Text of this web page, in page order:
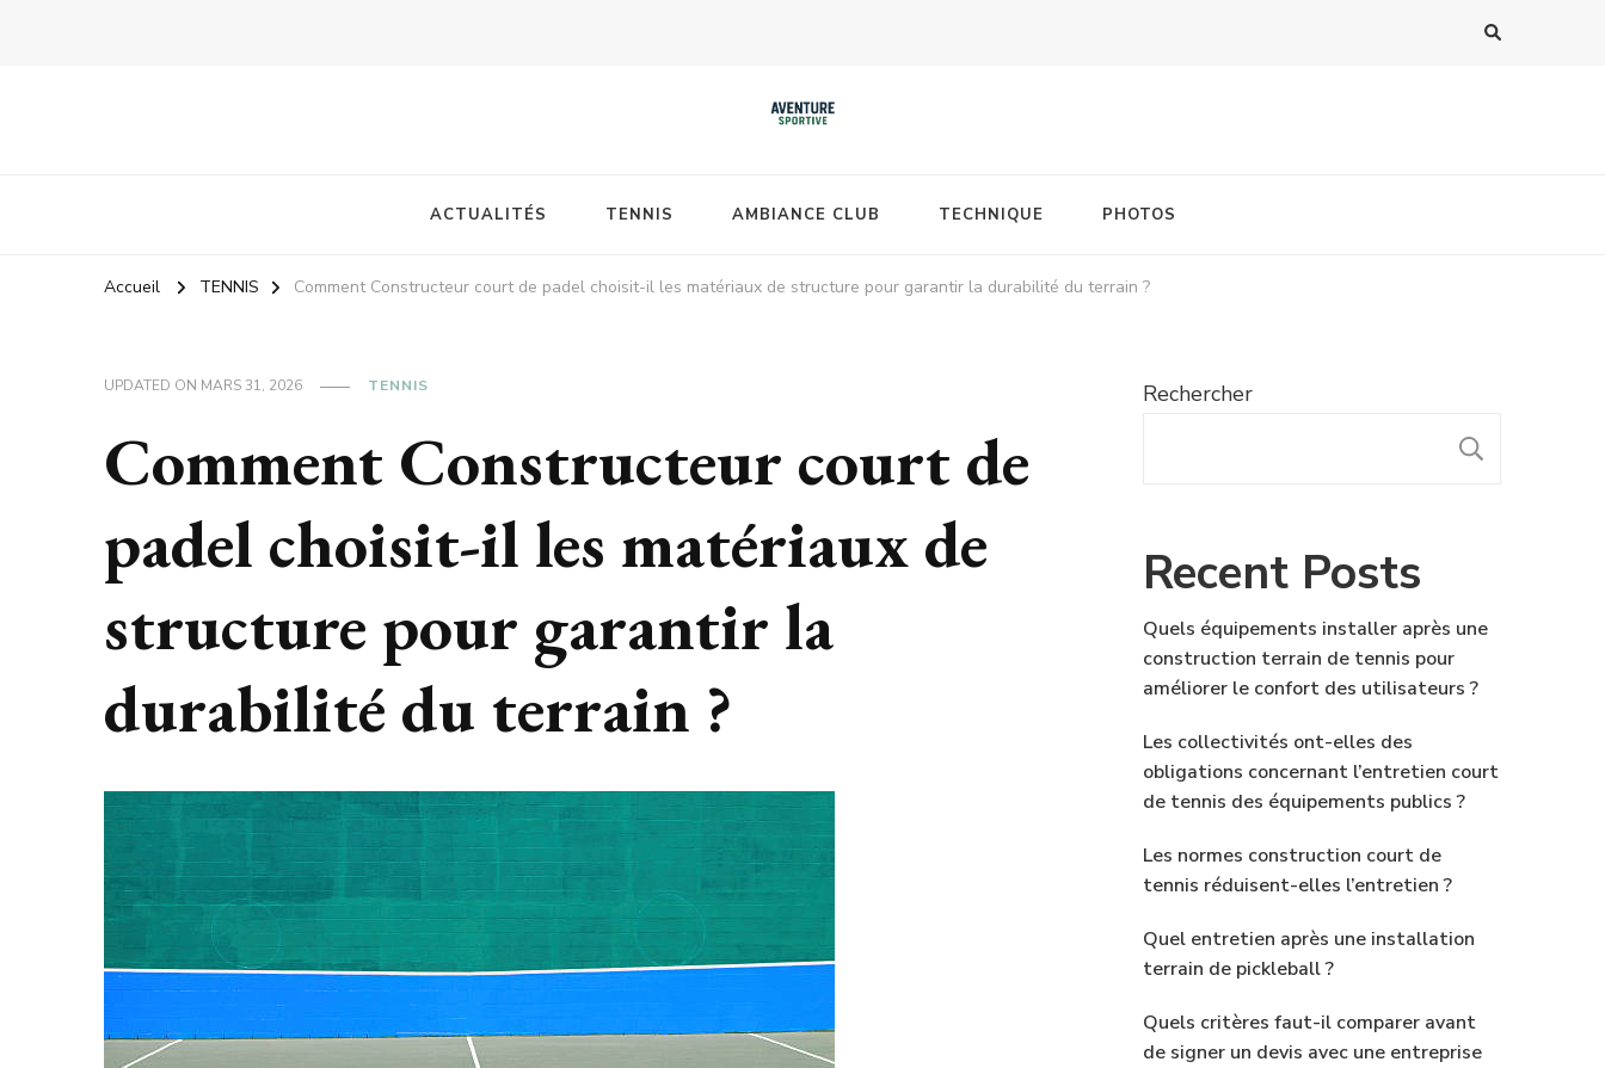
ACTUALITÉS TENNIS AMBIANCE CLUB TECHNIQUE PHOTOS
Accueil TENNIS Comment Constructeur court de padel choisit-il les matériaux de structure pour garantir la durabilité du terrain ?
UPDATED ON MARS 31, 2026 TENNIS
Comment Constructeur court de
padel choisit-il les matériaux de
structure pour garantir la
durabilité du terrain ?
Rechercher
Recent Posts
Quels équipements installer après une
construction terrain de tennis pour
améliorer le confort des utilisateurs ?
Les collectivités ont-elles des
obligations concernant l’entretien court
de tennis des équipements publics ?
Les normes construction court de
tennis réduisent-elles l’entretien ?
Quel entretien après une installation
terrain de pickleball ?
Quels critères faut-il comparer avant
de signer un devis avec une entreprise